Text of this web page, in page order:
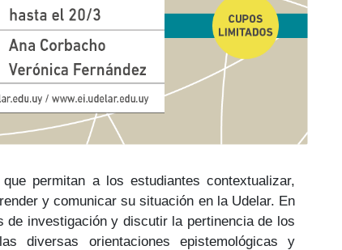
permitan a los estudiantes contextualizar,
y comunicar su situación en la Udelar. En
investigación y discutir la pertinencia de los
diversas orientaciones epistemológicas y